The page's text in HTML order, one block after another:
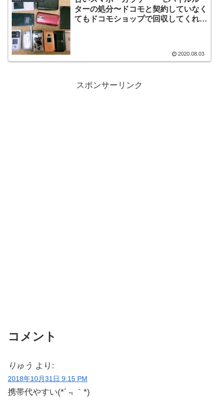
ターの処分〜ドコモと契約していなく
てもドコモショップで回収してくれま
2020.08.03
スポンサーリンク
コメント
りゅう より:
2018年10月31日 9:15 PM
携帯代やすい(*´﹃｀*)